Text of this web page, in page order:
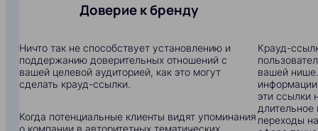
Доверие к бренду
Ничто так не способствует установлению и
поддержанию доверительных отношений с
вашей целевой аудиторией, как это могут
сделать крауд-ссылки.
Когда потенциальные клиенты видят упоминания
о компании в авторитетных тематических
Крауд-
вашей
эти ссылки
переходы